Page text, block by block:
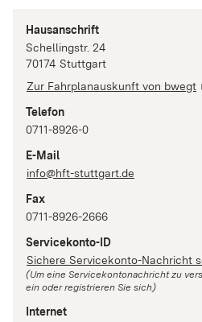
Hausanschrift
Schellingstr. 24
70174 Stuttgart
Zur Fahrplanauskunft von bwegt
Telefon
0711-8926-0
E-Mail
info@hft-stuttgart.de
Fax
0711-8926-2666
Servicekonto-ID
Sichere Servicekonto-Nachricht
(Um eine Servicekontonachricht zu
ein oder registrieren Sie sich)
Internet